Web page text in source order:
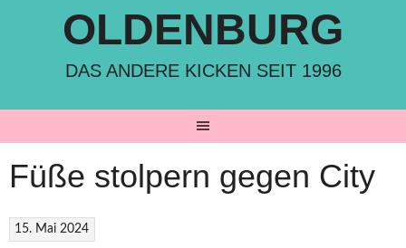
OLDENBURG
DAS ANDERE KICKEN SEIT 1996
Füße stolpern gegen City
15. Mai 2024